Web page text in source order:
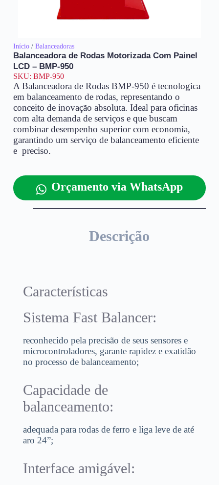
Início/ Balanceadoras
Balanceadora de Rodas Motorizada Com Painel
LCD – BMP-950
SKU: BMP-950
A Balanceadora de Rodas BMP-950 é tecnologica
em balanceamento de rodas, representando o
conceito de inovação absoluta. Ideal para oficinas
com alta demanda de serviços e que buscam
combinar desempenho superior com economia,
garantindo um serviço de balanceamento eficiente
e preciso.
Orçamento via WhatsApp
Descrição
Características
Sistema Fast Balancer:
reconhecido pela precisão de seus sensores e
microcontroladores, garante rapidez e exatidão
no processo de balanceamento;
Capacidade de
balanceamento:
adequada para rodas de ferro e liga leve de até
aro 24”;
Interface amigável: